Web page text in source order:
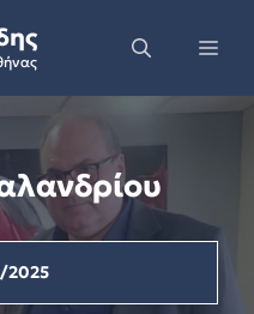
2025